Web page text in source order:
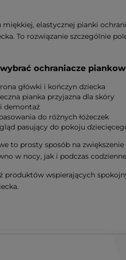
elastycznej pianki
To rozwiązanie szczególnie
ochraniacze
główki i kończyn dziecka
pianka przyjazna dla skóry
demontaż
do różnych łóżeczek
pasujący do pokoju
to prosty sposób na
w nocy, jak i podczas
produktów wspierających